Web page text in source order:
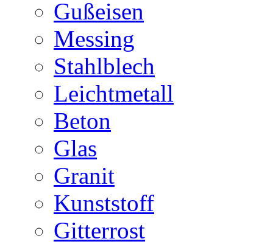
Gußeisen
Messing
Stahlblech
Leichtmetall
Beton
Glas
Granit
Kunststoff
Gitterrost